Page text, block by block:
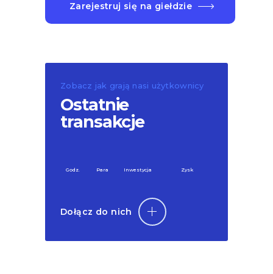
Zarejestruj się na giełdzie
Zobacz jak grają nasi użytkownicy
Ostatnie
transakcje
Godz. Para Inwestycja Zysk
Dołącz do nich